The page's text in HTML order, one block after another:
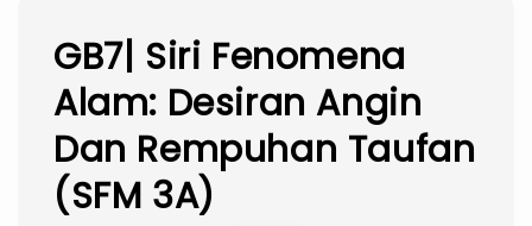
GB7| Siri Fenomena
Alam: Desiran Angin
Dan Rempuhan Taufan
(SFM 3A)